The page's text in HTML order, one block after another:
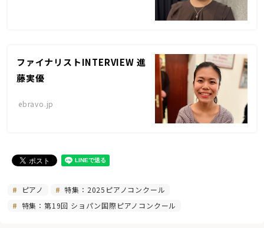
ファイナリストINTERVIEW 進
藤実優
ebravo.jp
ピアノ
特集：2025ピアノコンクール
特集：第19回 ショパン国際ピアノコンクール